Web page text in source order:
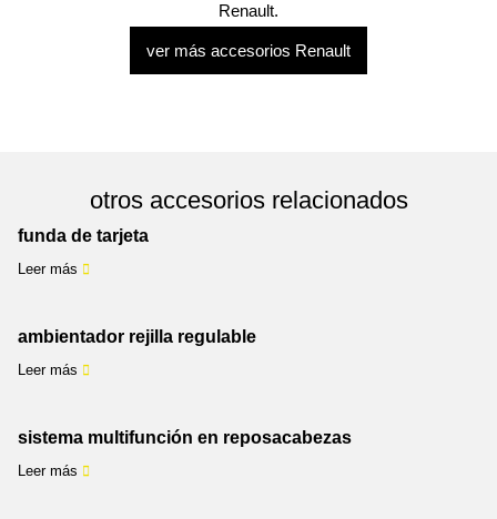
Renault.
ver más accesorios Renault
otros accesorios relacionados
funda de tarjeta
Leer más
ambientador rejilla regulable
Leer más
sistema multifunción en reposacabezas
Leer más